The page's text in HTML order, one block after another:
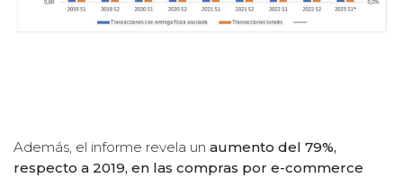
Además, el informe revela un aumento del 79%,
respecto a 2019, en las compras por e-commerce